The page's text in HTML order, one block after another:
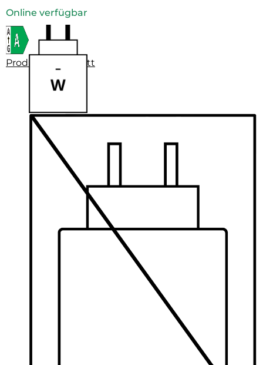
Online verfügbar
Produktdatenblatt